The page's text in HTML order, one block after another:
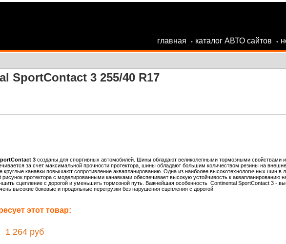
главная • каталог АВТО сайтов •
SportContact 3 255/40 R17
3созданы для спортивных автомобилей. Шины обладают великолепными тормозными свойствами и
за счет максимальной прочности протектора, шины обладают большим количеством резины на
канавки повышают сопротивление аквапланированию. Одна из наиболее высокотехнологичных шин в
протектора с моделированными канавками обеспечивает высокую устойчивость к аквапланированию
сцепление с дорогой и уменьшить тормозной путь. Важнейшая особенность Continental SportContact 3 -
высокие боковые и продольные перегрузки без нарушения сцепления с дорогой.
этот товар:
264 руб